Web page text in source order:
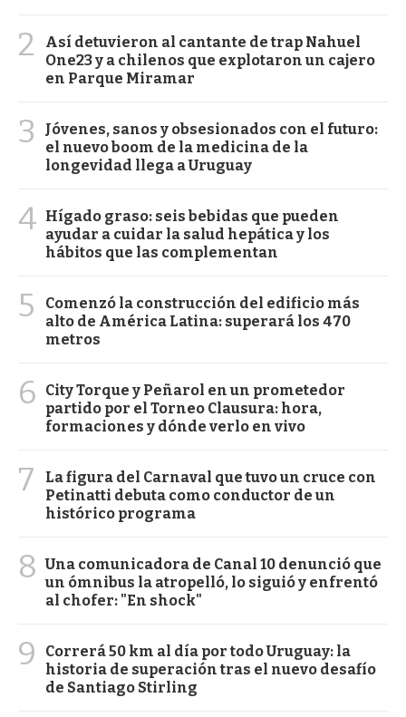
2
Así detuvieron al cantante de trap Nahuel
One23 y a chilenos que explotaron un cajero
en Parque Miramar
3
Jóvenes, sanos y obsesionados con el futuro:
el nuevo boom de la medicina de la
longevidad llega a Uruguay
4 Hígado graso: seis bebidas que pueden
ayudar a cuidar la salud hepática y los
hábitos que las complementan
5
Comenzó la construcción del edificio más
alto de América Latina: superará los 470
metros
6
City Torque y Peñarol en un prometedor
partido por el Torneo Clausura: hora,
formaciones y dónde verlo en vivo
7
La figura del Carnaval que tuvo un cruce con
Petinatti debuta como conductor de un
histórico programa
8 Una comunicadora de Canal 10 denunció que
un ómnibus la atropelló, lo siguió y enfrentó
al chofer: "En shock"
9
Correrá 50 km al día por todo Uruguay: la
historia de superación tras el nuevo desafío
de Santiago Stirling